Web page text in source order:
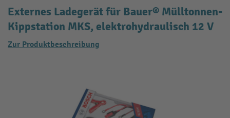
Externes Ladegerät für Bauer® Mülltonnen-
Kippstation MKS, elektrohydraulisch 12 V
Zur Produktbeschreibung